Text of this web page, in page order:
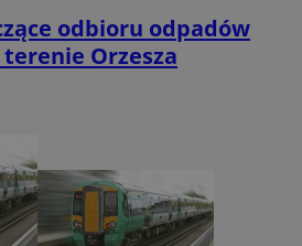
odbioru odpadów
Orzesza